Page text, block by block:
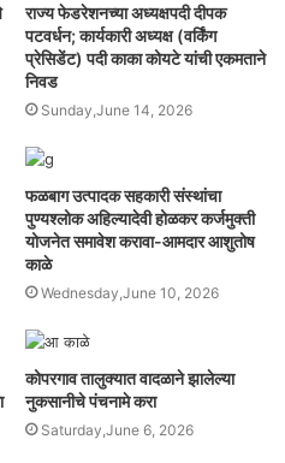
राज्य फेडरेशनच्या अध्यक्षपदी दीपक
पटवर्धन; कार्यकारी अध्यक्ष (वर्किंग
प्रेसिडेंट) पदी काका कोयटे यांची एकमताने
निवड
Sunday,June 14, 2026
फळबाग उत्पादक सहकारी संस्थांचा
पुण्यश्लोक अहिल्यादेवी होळकर कर्जमुक्ती
योजनेत समावेश करावा-आमदार आशुतोष
काळे
Wednesday,June 10, 2026
कोपरगाव तालुक्यात वादळाने झालेल्या
नुकसानीचे पंचनामे करा
Saturday,June 6, 2026